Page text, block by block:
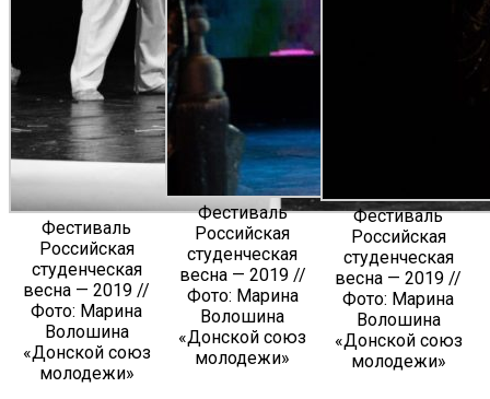
Фестиваль
Российская
студенческая
весна — 2019 //
Фото: Марина
Волошина
«Донской союз
молодежи»
Фестиваль
Российская
студенческая
весна — 2019 //
Фото: Марина
Волошина
«Донской союз
молодежи»
Фестиваль
Российская
студенческая
весна — 2019 //
Фото: Марина
Волошина
«Донской союз
молодежи»